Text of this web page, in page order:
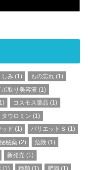
しみ (1) もの忘れ (1)
ボ取り美容液 (1)
コスモス薬品 (1)
タウロミン (1)
ッド (1) パリエットＳ (1)
便秘薬(2) 危険 (1)
新発売 (1)
(1) 種類 (1) 肥満 (1)